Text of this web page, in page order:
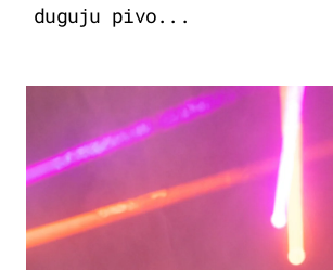
duguju pivo...
KULTURA & ZABAVA